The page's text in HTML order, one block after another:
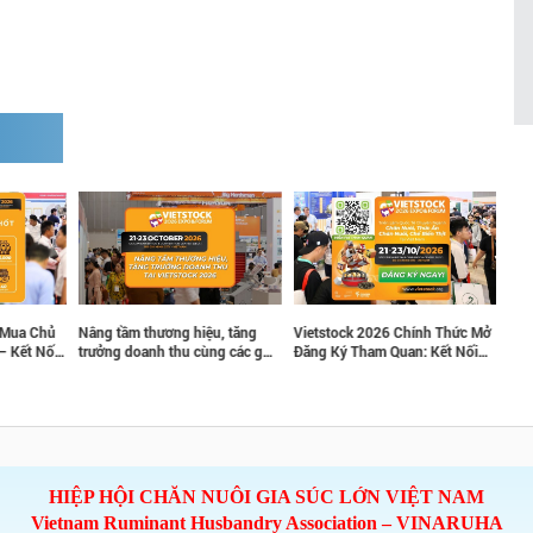
Chủ
Nối
Nâng tầm thương hiệu, tăng
trưởng doanh thu cùng các gói
Vietstock 2026 Chính Thức Mở
Đăng Ký Tham Quan: Kết Nối
Gian
hiệu
HIỆP HỘI CHĂN NUÔI GIA SÚC LỚN VIỆT NAM
Vietnam Ruminant Husbandry Association – VINARUHA